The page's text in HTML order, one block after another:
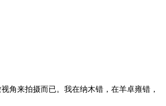
角来拍摄而已。我在纳木错，在羊卓雍错，